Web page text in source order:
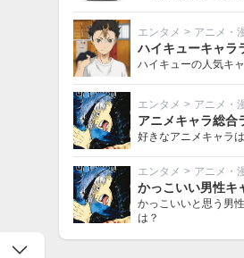
エンタメ > アニメ・
ハイキューキャラ
ハイキューの人気キ
エンタメ > アニメ・
アニメキャラ総合
好きなアニメキャラ
エンタメ > アニメ・
かっこいいと思う男
は？